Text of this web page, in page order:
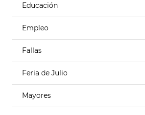
Educación
Empleo
Fallas
Feria de Julio
Mayores